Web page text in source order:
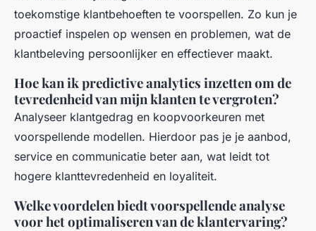
toekomstige klantbehoeften te voorspellen. Zo kun je
proactief inspelen op wensen en problemen, wat de
klantbeleving persoonlijker en effectiever maakt.
Hoe kan ik predictive analytics inzetten om de
tevredenheid van mijn klanten te vergroten?
Analyseer klantgedrag en koopvoorkeuren met
voorspellende modellen. Hierdoor pas je je aanbod,
service en communicatie beter aan, wat leidt tot
hogere klanttevredenheid en loyaliteit.
Welke voordelen biedt voorspellende analyse
voor het optimaliseren van de klantervaring?